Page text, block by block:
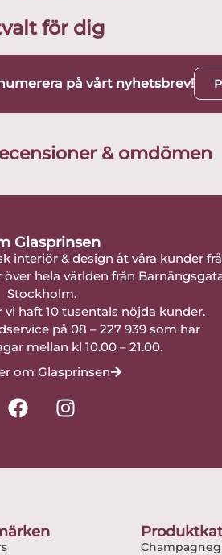
för dig
på vårt nyhetsbrev!
& omdömen
Glasprinsen
interiör & design åt våra kunder
hela världen från
Stockholm.
vi haft 10 tusentals nöjda kunder.
på 08 – 227 939 som har
mellan kl 10.00 – 21.00.
om Glasprinsen
F
a
k
I
n